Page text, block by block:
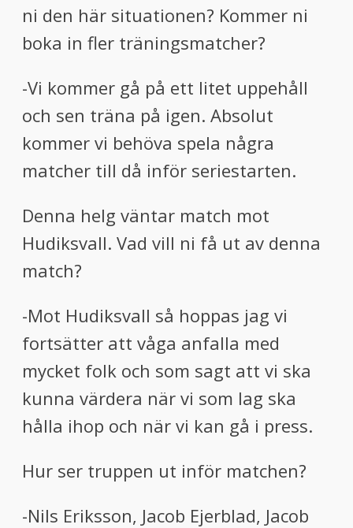
ni den här situationen? Kommer ni
boka in fler träningsmatcher?
-Vi kommer gå på ett litet uppehåll
och sen träna på igen. Absolut
kommer vi behöva spela några
matcher till då inför seriestarten.
Denna helg väntar match mot
Hudiksvall. Vad vill ni få ut av denna
match?
-Mot Hudiksvall så hoppas jag vi
fortsätter att våga anfalla med
mycket folk och som sagt att vi ska
kunna värdera när vi som lag ska
hålla ihop och när vi kan gå i press.
Hur ser truppen ut inför matchen?
-Nils Eriksson, Jacob Ejerblad, Jacob